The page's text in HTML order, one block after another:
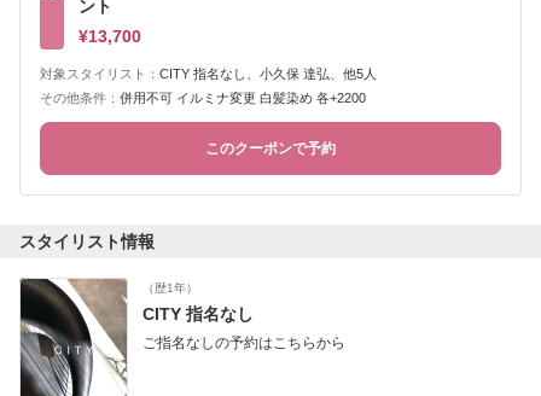
ント
¥13,700
対象スタイリスト： CITY 指名なし、小久保 達弘、他5人
その他条件： 併用不可 イルミナ変更 白髪染め 各+2200
このクーポンで予約
スタイリスト情報
（歴1年）
CITY 指名なし
ご指名なしの予約はこちらから